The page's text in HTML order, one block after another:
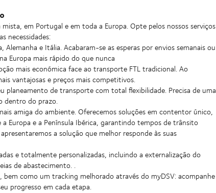
em Portugal e em toda a Europa. Opte pelos nossos serviços
necessidades:
e Itália. Acabaram-se as esperas por envios semanais ou
Europa mais rápido do que nunca
mais económica face ao transporte FTL tradicional. Ao
vantajosas e preços mais competitivos.
planeamento de transporte com total flexibilidade. Precisa de uma
dentro do prazo.
amiga do ambiente. Oferecemos soluções em contentor único,
Europa e a Península Ibérica, garantindo tempos de trânsito
a solução que melhor responde às suas
e totalmente personalizadas, incluindo a externalização do
de abastecimento. .
como um tracking melhorado através do myDSV: acompanhe
progresso em cada etapa.